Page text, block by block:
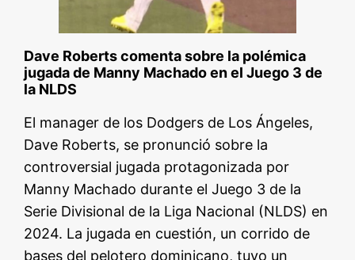
Dave Roberts comenta sobre la polémica
jugada de Manny Machado en el Juego 3 de
la NLDS
El manager de los Dodgers de Los Ángeles,
Dave Roberts, se pronunció sobre la
controversial jugada protagonizada por
Manny Machado durante el Juego 3 de la
Serie Divisional de la Liga Nacional (NLDS) en
2024. La jugada en cuestión, un corrido de
bases del pelotero dominicano, tuvo un